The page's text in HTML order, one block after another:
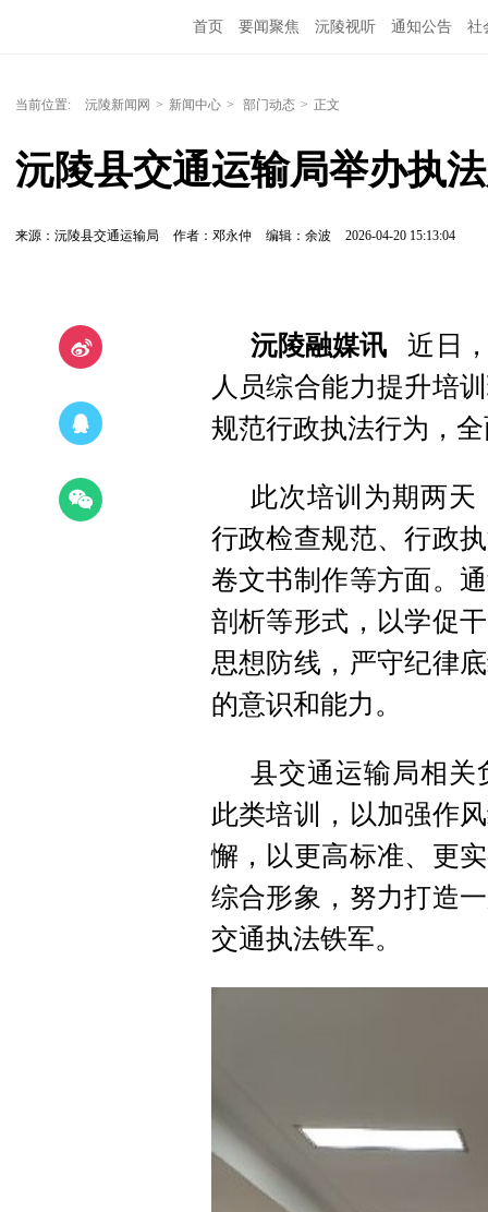
首页 要闻聚焦 沅陵视听 通知公告 社
当前位置: 沅陵新闻网 > 新闻中心 > 部门动态 > 正文
沅陵县交通运输局举办执
来源：沅陵县交通运输局 作者：邓永仲 编辑：余波 2026-04-20 15:13:04
沅陵融媒讯 近日
人员综合能力提升培
规范行政执法行为，
此次培训为期两
行政检查规范、行政
卷文书制作等方面。
剖析等形式，以学促
思想防线，严守纪律
的意识和能力。
县交通运输局相关
此类培训，以加强作
懈，以更高标准、更
综合形象，努力打造
交通执法铁军。